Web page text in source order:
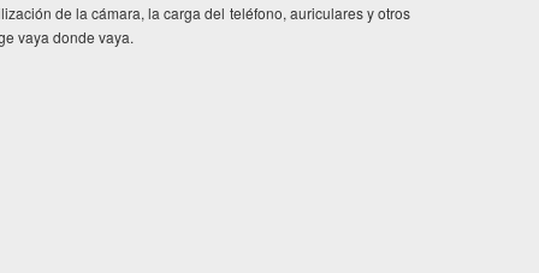
de la cámara, la carga del teléfono, auriculares y otros
vaya donde vaya.